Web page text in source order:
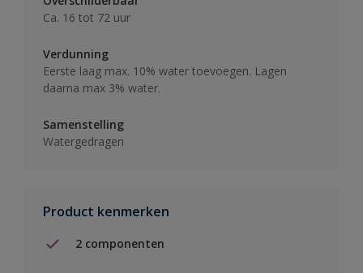
Ca. 16 tot 72 uur
Verdunning
Eerste laag max. 10% water toevoegen. Lagen
daarna max 3% water.
Samenstelling
Watergedragen
Product kenmerken
2 componenten